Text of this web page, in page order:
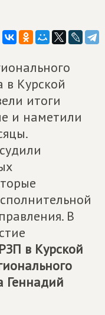
Курской
итоги
и наметили
В
в Курской
Геннадий